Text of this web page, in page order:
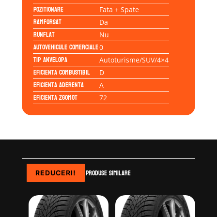
Pozitionare Fata + Spate
Ramforsat Da
Runflat Nu
Autovehicule comerciale0
Tip anvelopa Autoturisme/SUV/4×4
Eficienta Combustibil D
Eficienta Aderenta A
Eficienta Zgomot 72
Produse similare
REDUCERI!
REDUCERI!
REDUCERI!
REDUCERI!